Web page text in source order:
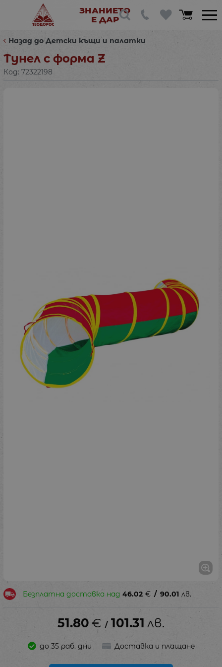
ЗНАНИЕТО
Е ДАР
Назад до Детски къщи и палатки
Тунел с форма Z
Код: 72322198
Безплатна доставка над 46.02 € / 90.01 лв.
51.80 € / 101.31 лв.
до 35 раб. дни Доставка и плащане